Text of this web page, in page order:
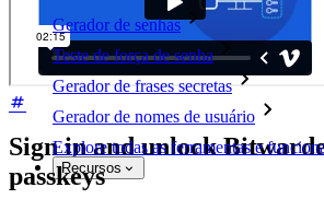
Gerador de senhas
Teste de força de senha
Gerador de frases secretas
Gerador de nomes de usuário
Explore todas as ferramentas e
Recursos
Sign in and unlock
passkeys